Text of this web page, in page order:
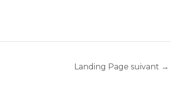
Landing Page suivant →